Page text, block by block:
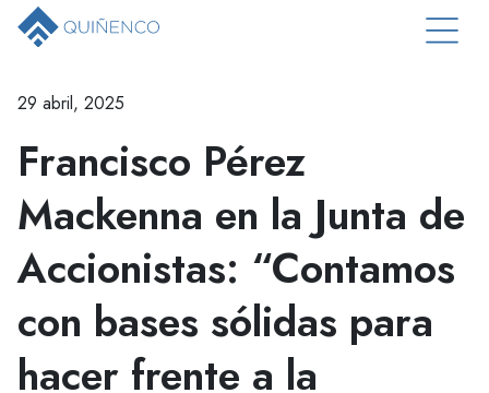
29 abril, 2025
Francisco Pérez
Mackenna en la Junta de
Accionistas: “Contamos
con bases sólidas para
hacer frente a la